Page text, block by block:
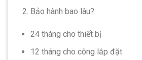
Bảo hành bao lâu?
24 tháng cho thiết bị
12 tháng cho công lắp đặt